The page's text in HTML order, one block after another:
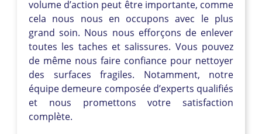
volume d’action peut être importante, comme
cela nous nous en occupons avec le plus
grand soin. Nous nous efforçons de enlever
toutes les taches et salissures. Vous pouvez
de même nous faire confiance pour nettoyer
des surfaces fragiles. Notamment, notre
équipe demeure composée d’experts qualifiés
et nous promettons votre satisfaction
complète.